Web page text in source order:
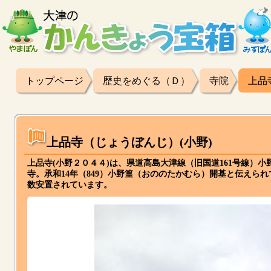
トップページ 歴史をめぐる（Ｄ） 寺院 上
上品寺（じょうぼんじ）(小野)
上品寺(小野２０４４)は、県道高島大津線（旧国道161号線）
寺。承和14年（849）小野篁（おののたかむら）開基と伝えら
数安置されています。